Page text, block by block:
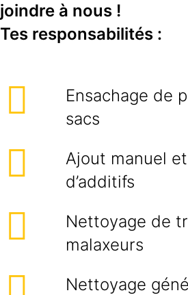
joindre à nous !
Tes responsabilités :
Ensachage de
sacs
Ajout manuel
d’additifs
Nettoyage de
malaxeurs
Nettoyage